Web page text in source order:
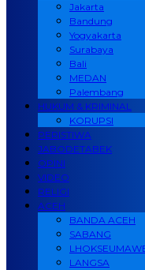
Jakarta
Bandung
Yogyakarta
Surabaya
Bali
MEDAN
Palembang
HUKUM & KRIMINAL
KORUPSI
PERISTIWA
JABODETABEK
OPINI
VIDEO
RELIGI
ACEH
BANDA ACEH
SABANG
LANGSA